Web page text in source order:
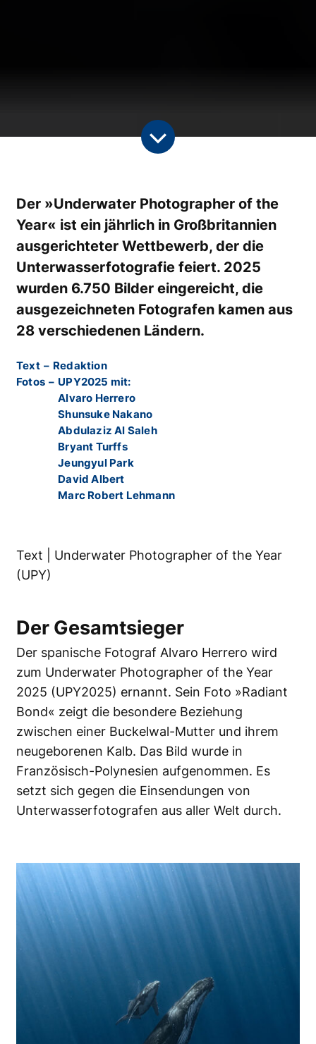
Der »Underwater Photographer of the
Year« ist ein jährlich in Großbritannien
ausgerichteter Wettbewerb, der die
Unterwasserfotografie feiert. 2025
wurden 6.750 Bilder eingereicht, die
ausgezeichneten Fotografen kamen aus
28 verschiedenen Ländern.
Text – Redaktion
Fotos – UPY2025 mit:
Alvaro Herrero
Shunsuke Nakano
Abdulaziz Al Saleh
Bryant Turffs
Jeungyul Park
David Albert
Marc Robert Lehmann
Text | Underwater Photographer of the Year
(UPY)
Der Gesamtsieger
Der spanische Fotograf Alvaro Herrero wird
zum Underwater Photographer of the Year
2025 (UPY2025) ernannt. Sein Foto »Radiant
Bond« zeigt die besondere Beziehung
zwischen einer Buckelwal-Mutter und ihrem
neugeborenen Kalb. Das Bild wurde in
Französisch-Polynesien aufgenommen. Es
setzt sich gegen die Einsendungen von
Unterwasserfotografen aus aller Welt durch.